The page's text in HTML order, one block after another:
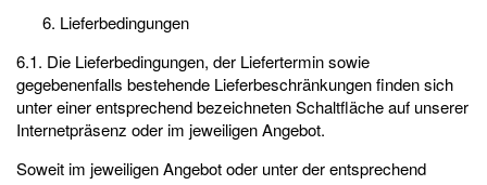
Lieferbedingungen
6.1. Die Lieferbedingungen, der Liefertermin sowie
gegebenenfalls bestehende Lieferbeschränkungen finden sich
unter einer entsprechend bezeichneten Schaltfläche auf unserer
Internetpräsenz oder im jeweiligen Angebot.
Soweit im jeweiligen Angebot oder unter der entsprechend